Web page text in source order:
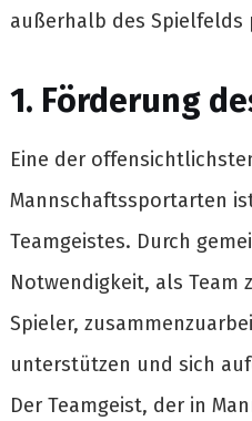
außerhalb des Spielfelds
1. Förderung
Eine der
Mannschaftssportarten
Teamgeistes. Durch
Notwendigkeit, als Team
Spieler,
unterstützen und sich
Der Teamgeist, der in